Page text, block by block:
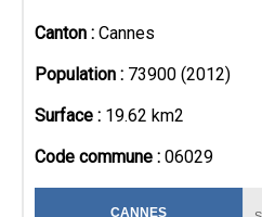
Canton : Cannes
Population : 73900 (2012)
Surface : 19.62 km2
Code commune : 06029